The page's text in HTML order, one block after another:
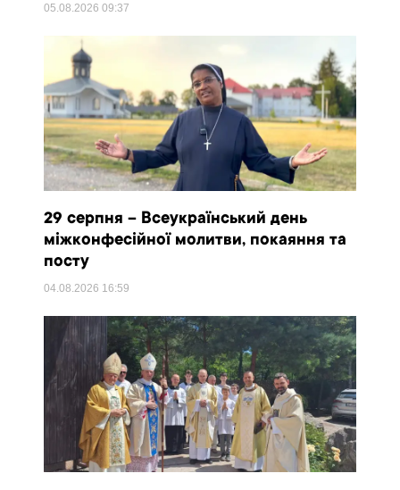
05.08.202609:37
29 серпня – Всеукраїнський день
міжконфесійної молитви, покаяння та
посту
04.08.2026 16:59